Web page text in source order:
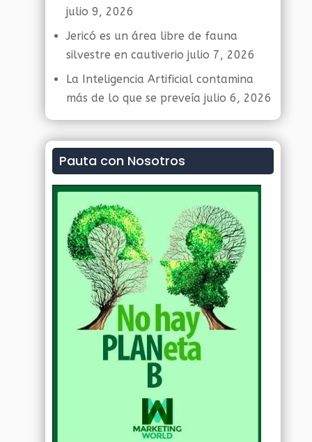
julio 9, 2026
Jericó es un área libre de fauna
silvestre en cautiverio julio 7, 2026
La Inteligencia Artificial contamina
más de lo que se preveía julio 6, 2026
Pauta con Nosotros